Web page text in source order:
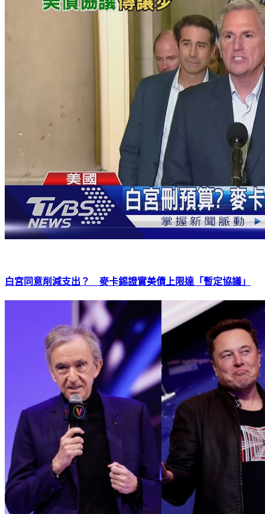
白宮同意削減支出？ 麥卡錫證實美債上限達「暫定協議」